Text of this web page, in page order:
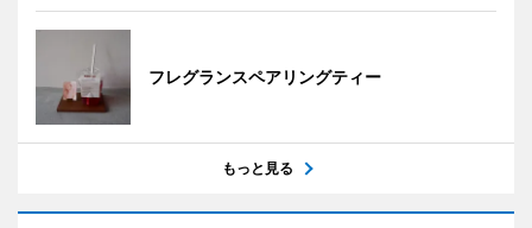
フレグランスペアリングティー
もっと見る